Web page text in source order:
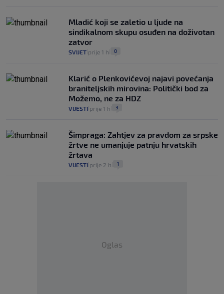
Mladić koji se zaletio u ljude na
sindikalnom skupu osuđen na doživotan
zatvor
SVIJET prije 1 h 0
Klarić o Plenkovićevoj najavi povećanja
braniteljskih mirovina: Politički bod za
Možemo, ne za HDZ
VIJESTI prije 1 h 3
Šimpraga: Zahtjev za pravdom za srpske
žrtve ne umanjuje patnju hrvatskih
žrtava
VIJESTI prije 2 h 1
Oglas